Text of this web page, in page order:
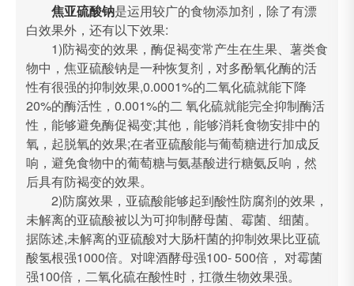
焦亚硫酸钠是运用较广的食物添加剂，除了有漂
白效果外，还有以下效果:
1)防褐变的效果，酶促褐变常产生在生果、薯类食
物中，焦亚硫酸钠是一种恢复剂，对多酚氧化酶的活
性有很强的抑制效果,0.0001%的二氧化硫就能下降
20%的酶活性，0.001%的二 氧化硫就能完全抑制酶活
性，能够避免酶促褐变;其他，能够消耗食物安排中的
氧，起脱氧的效果;在者亚硫酸能与葡萄糖进行加成反
响，避免食物中的葡萄糖与氨基酸进行糖氨反响，然
后具有防褐变的效果。
2)防腐效果，亚硫酸能够起到酸性防腐剂的效果，
未解离的亚硫酸被以为可抑制酵母菌、霉菌、细菌。
据陈述,未解离的亚硫酸对大肠杆菌的抑制效果比亚硫
酸氢根强1000倍。对啤酒酵母强100- 500倍， 对霉菌
强100倍，二氧化硫在酸性时，扛微生物效果强。